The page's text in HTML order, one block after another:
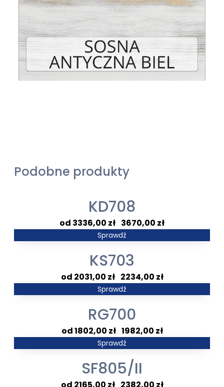
Podobne produkty
KD708
3336,00 zł 3670,00 zł
Zakres
3336,00 zł
do
3670,00 zł
Sprawdź
KS703
2031,00 zł– 2234,00 zł
Zakres
2031,00 zł
do
2234,00 zł
Sprawdź
RG700
1802,00 zł– 1982,00 zł
Zakres
1802,00 zł
do
Sprawdź
SF805/II
Zakres